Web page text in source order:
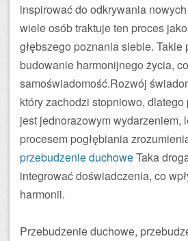
inspirować do odkrywania
wiele osób traktuje ten proces
głębszego poznania siebie.
budowanie harmonijnego życia,
samoświadomość.Rozwój
który zachodzi stopniowo,
jest jednorazowym wydarzeniem,
procesem pogłębiania
przebudzenie duchoweTaka
integrować doświadczenia, co
harmonii.
Przebudzenie duchowe,